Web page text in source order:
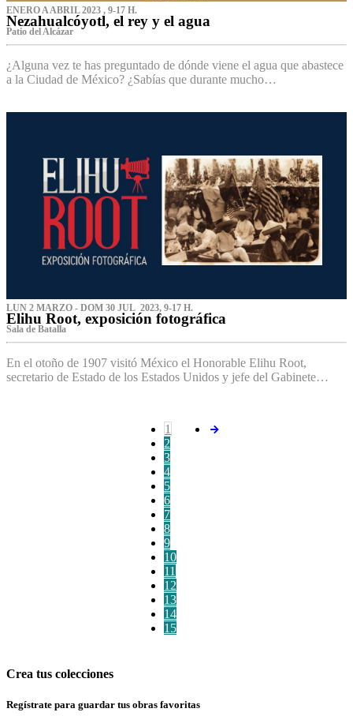
ENERO A ABRIL 2023 , 9-17 H.
Nezahualcóyotl, el rey y el agua
Patio del Alcázar
¿Alguna vez te has preguntado de dónde viene el agua que abastece
a la Ciudad de México? ¿Sabías que durante mucho…
LUN 2 MARZO - DOM 30 JUL 2023, 9-17 H.
Elihu Root, exposición fotográfica
Sala de Batalla
En el otoño de 1907 visitó México el Honorable Elihu Root,
secretario de Estado de los Estados Unidos y jefe del Gabinete…
1
2
3
4
5
6
7
8
9
10
11
12
13
14
15
Crea tus colecciones
Regístrate para guardar tus obras favoritas